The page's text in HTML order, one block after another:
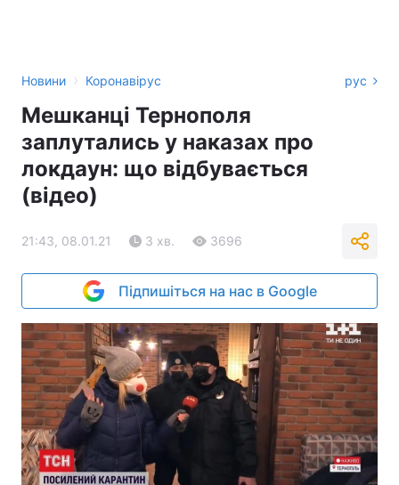
Новини › Коронавірус рус
Мешканці Тернополя
заплутались у наказах про
локдаун: що відбувається
(відео)
21:43, 08.01.21 3 хв. 3696
Підпишіться на нас в Google